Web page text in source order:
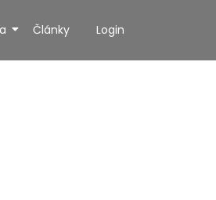
Články Login